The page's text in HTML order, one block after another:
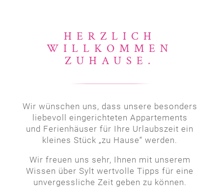
HERZLICH
WILLKOMMEN
ZUHAUSE.
Wir wünschen uns, dass unsere besonders
liebevoll eingerichteten Appartements
und Ferienhäuser für Ihre Urlaubszeit ein
kleines Stück „zu Hause“ werden.
Wir freuen uns sehr, Ihnen mit unserem
Wissen über Sylt wertvolle Tipps für eine
unvergessliche Zeit geben zu können.